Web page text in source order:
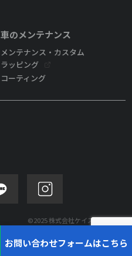
お問い合わせフォームはこちら
車のメンテナンス
メンテナンス・カスタム
ラッピング
コーティング
©2025 株式会社ケイズモビリティ